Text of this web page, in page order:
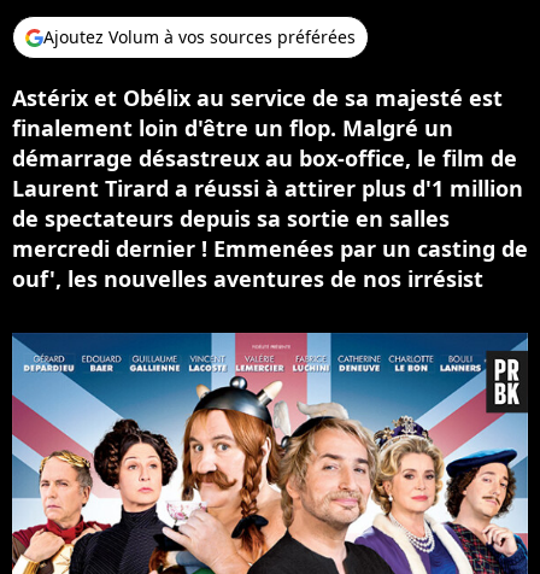
Ajoutez Volum à vos sources préférées
Astérix et Obélix au service de sa majesté est
finalement loin d'être un flop. Malgré un
démarrage désastreux au box-office, le film de
Laurent Tirard a réussi à attirer plus d'1 million
de spectateurs depuis sa sortie en salles
mercredi dernier ! Emmenées par un casting de
ouf', les nouvelles aventures de nos irrésist